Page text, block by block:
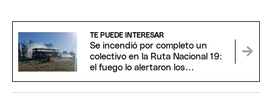
TE PUEDE INTERESAR
Se incendió por completo un
colectivo en la Ruta Nacional 19:
el fuego lo alertaron los